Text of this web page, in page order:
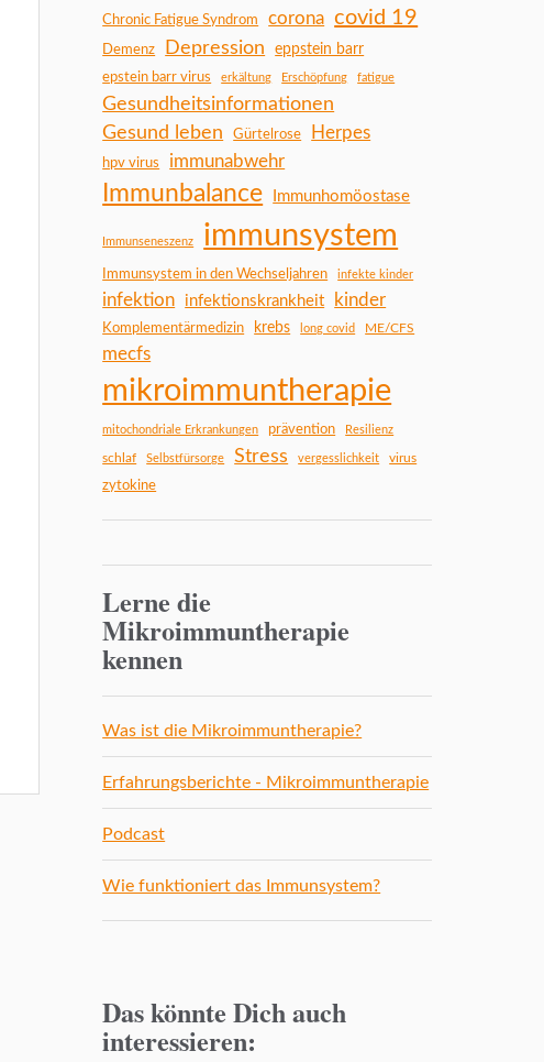
Chronic Fatigue Syndrom corona covid 19
Demenz Depression
eppstein barr
epstein barr virus
erkältung Erschöpfung fatigue
Gesundheitsinformationen
Gesund leben Gürtelrose Herpes
hpv virus immunabwehr
Immunbalance Immunhomöostase
Immunseneszenz immunsystem
Immunsystem in den Wechseljahren infekte kinder
infektion infektionskrankheit kinder
Komplementärmedizin krebs long covid ME/CFS
mecfs
mikroimmuntherapie
mitochondriale Erkrankungen prävention Resilienz
schlaf Selbstfürsorge Stress vergesslichkeit virus
zytokine
Lerne die
Mikroimmuntherapie
kennen
Was ist die Mikroimmuntherapie?
Erfahrungsberichte - Mikroimmuntherapie
Podcast
Wie funktioniert das Immunsystem?
Das könnte Dich auch
interessieren: